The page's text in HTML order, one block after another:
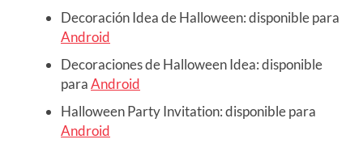
Decoración Idea de Halloween: disponible para
Android
Decoraciones de Halloween Idea: disponible
paraAndroid
Halloween Party Invitation: disponible para
Android